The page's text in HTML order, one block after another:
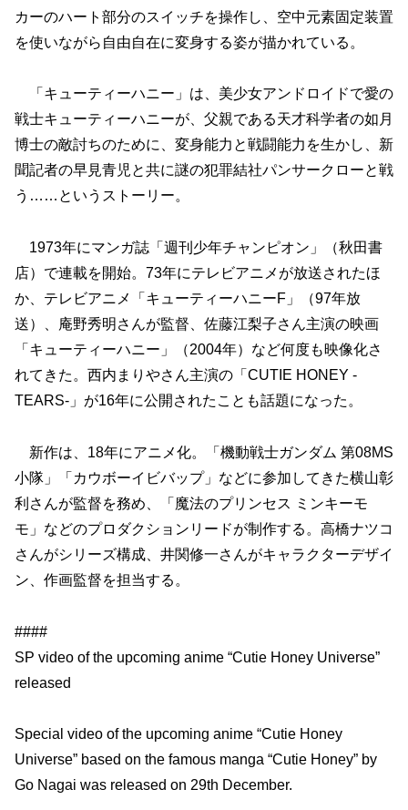
カーのハート部分のスイッチを操作し、空中元素固定装置
を使いながら自由自在に変身する姿が描かれている。
「キューティーハニー」は、美少女アンドロイドで愛の
戦士キューティーハニーが、父親である天才科学者の如月
博士の敵討ちのために、変身能力と戦闘能力を生かし、新
聞記者の早見青児と共に謎の犯罪結社パンサークローと戦
う……というストーリー。
1973年にマンガ誌「週刊少年チャンピオン」（秋田書
店）で連載を開始。73年にテレビアニメが放送されたほ
か、テレビアニメ「キューティーハニーF」（97年放
送）、庵野秀明さんが監督、佐藤江梨子さん主演の映画
「キューティーハニー」（2004年）など何度も映像化さ
れてきた。西内まりやさん主演の「CUTIE HONEY -
TEARS-」が16年に公開されたことも話題になった。
新作は、18年にアニメ化。「機動戦士ガンダム 第08MS
小隊」「カウボーイビバップ」などに参加してきた横山彰
利さんが監督を務め、「魔法のプリンセス ミンキーモ
モ」などのプロダクションリードが制作する。高橋ナツコ
さんがシリーズ構成、井関修一さんがキャラクターデザイ
ン、作画監督を担当する。
####
SP video of the upcoming anime “Cutie Honey Universe”
released
Special video of the upcoming anime “Cutie Honey
Universe” based on the famous manga “Cutie Honey” by
Go Nagai was released on 29th December.